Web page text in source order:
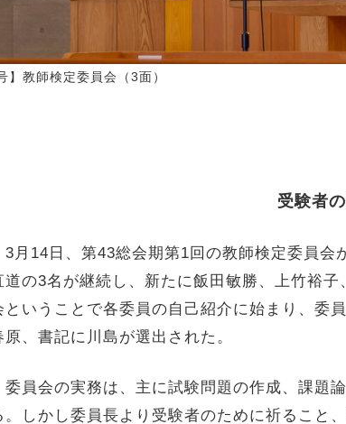
】︎教師検定委員会（3面）
受験者
月14日、第43総会期第1回の教師検定委員会
道の3名が継続し、新たに飯田敏勝、上竹裕
ということで各委員の自己紹介に始まり、委
原、書記に川島が選出された。
員会の実務は、主に試験問題の作成、課題
。しかし委員長より受験者のために祈ること